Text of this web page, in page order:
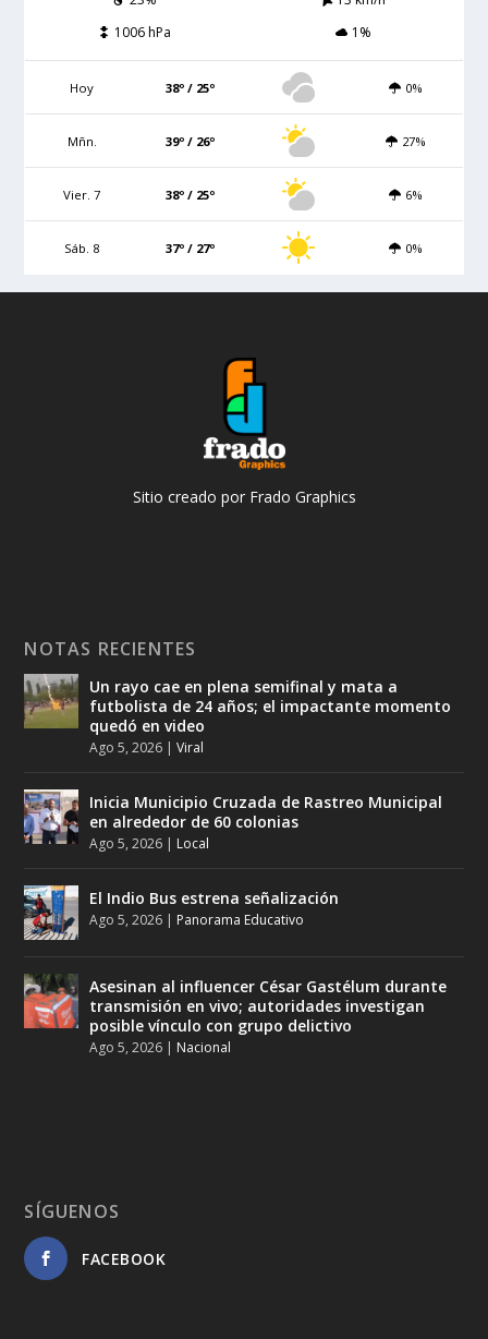
1006 hPa
1%
Hoy 38º / 25º 0%
Mñn. 39º / 26º 27%
Vier. 7 38º / 25º 6%
Sáb. 8 37º / 27º 0%
Sitio creado por Frado Graphics
NOTAS RECIENTES
Un rayo cae en plena semifinal y mata a
futbolista de 24 años; el impactante momento
quedó en video
Ago 5, 2026 |Viral
Inicia Municipio Cruzada de Rastreo Municipal
en alrededor de 60 colonias
Ago 5, 2026 | Local
El Indio Bus estrena señalización
Ago 5, 2026 | Panorama Educativo
Asesinan al influencer César Gastélum durante
transmisión en vivo; autoridades investigan
posible vínculo con grupo delictivo
Ago 5, 2026 | Nacional
SÍGUENOS
FACEBOOK